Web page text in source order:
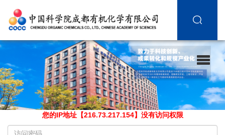
您的IP地址【216.73.217.154】没有访问权限